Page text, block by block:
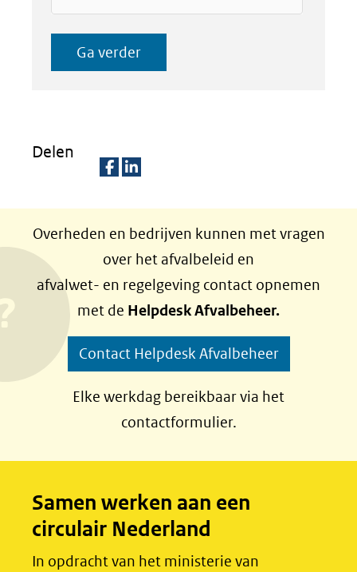
Ga verder
Delen
l
e
n
o
p
F
b
o
k
(opent
l
e
n
o
p
L
e
I
n
(opent
Overheden en bedrijven kunnen met vragen
over het afvalbeleid en
afvalwet- en regelgeving contact opnemen
met de Helpdesk Afvalbeheer.
Contact Helpdesk Afvalbeheer
Elke werkdag bereikbaar via het
contactformulier.
Samen werken aan een
circulair Nederland
In opdracht van het ministerie van